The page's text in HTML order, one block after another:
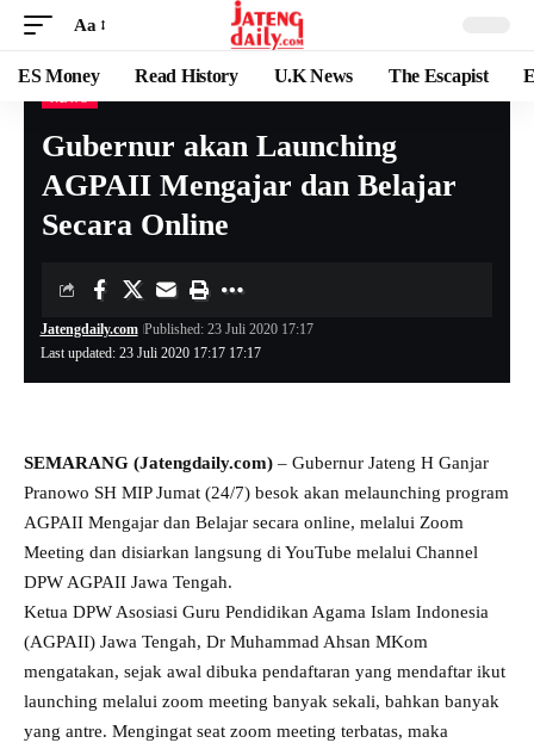
Aa
ES Money Read History U.K News The Escapist
Gubernur akan Launching
AGPAII Mengajar dan Belajar
Secara Online
Last updated: 23 Juli 2020 17:17 17:17
Jatengdaily.com Published: 23 Juli 2020 17:17
SEMARANG (Jatengdaily.com) – Gubernur Jateng H Ganjar
Pranowo SH MIP Jumat (24/7) besok akan melaunching program
AGPAII Mengajar dan Belajar secara online, melalui Zoom
Meeting dan disiarkan langsung di YouTube melalui Channel
DPW AGPAII Jawa Tengah.
Ketua DPW Asosiasi Guru Pendidikan Agama Islam Indonesia
(AGPAII) Jawa Tengah, Dr Muhammad Ahsan MKom
mengatakan, sejak awal dibuka pendaftaran yang mendaftar ikut
launching melalui zoom meeting banyak sekali, bahkan banyak
yang antre. Mengingat seat zoom meeting terbatas, maka